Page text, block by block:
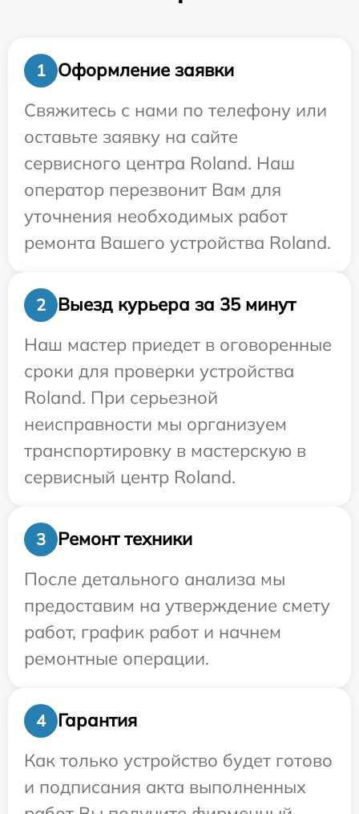
1
Оформление заявки
Свяжитесь с нами по телефону или
оставьте заявку на сайте
сервисного центра Roland. Наш
оператор перезвонит Вам для
уточнения необходимых работ
ремонта Вашего устройства Roland.
2
Выезд курьера за 35 минут
Наш мастер приедет в оговоренные
сроки для проверки устройства
Roland. При серьезной
неисправности мы организуем
транспортировку в мастерскую в
сервисный центр Roland.
3
Ремонт техники
После детального анализа мы
предоставим на утверждение смету
работ, график работ и начнем
ремонтные операции.
4
Гарантия
Как только устройство будет готово
и подписания акта выполненных